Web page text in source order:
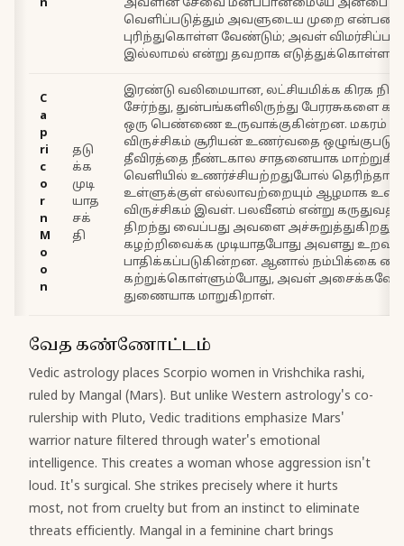
n
அவளின் சேவை மனப்பான்மையே அன்பை
வெளிப்படுத்தும் அவளுடைய முறை என்பதை
புரிந்துகொள்ள வேண்டும்; அவள்
இல்லாமல் என்று தவறாக எடுத்துக்கொள்ளக்
C
a
p
ri
c
o
r
n
M
o
o
n
தடு
க்க
முடி
யாத
சக்
தி
இரண்டு வலிமையான, லட்சியமிக்க கிரக
சேர்ந்து, துன்பங்களிலிருந்து பேரரசுகளை
ஒரு பெண்ணை உருவாக்குகின்றன. மகரம்
விருச்சிகம் சூரியன் உணர்வதை
தீவிரத்தை நீண்டகால சாதனையாக
வெளியில் உணர்ச்சியற்றதுபோல்
உள்ளுக்குள் எல்லாவற்றையும் ஆழமாக
விருச்சிகம் இவள். பலவீனம் என்று
திறந்து வைப்பது அவளை
கழற்றிவைக்க முடியாதபோது அவளது
பாதிக்கப்படுகின்றன. ஆனால் நம்பிக்கை
கற்றுக்கொள்ளும்போது, அவள் அசைக்கவே
துணையாக மாறுகிறாள்.
வேத கண்ணோட்டம்
Vedic astrology places Scorpio women in Vrishchika rashi,
ruled by Mangal (Mars). But unlike Western astrology's co-
rulership with Pluto, Vedic traditions emphasize Mars'
warrior nature filtered through water's emotional
intelligence. This creates a woman whose aggression isn't
loud. It's surgical. She strikes precisely where it hurts
most, not from cruelty but from an instinct to eliminate
threats efficiently. Mangal in a feminine chart brings